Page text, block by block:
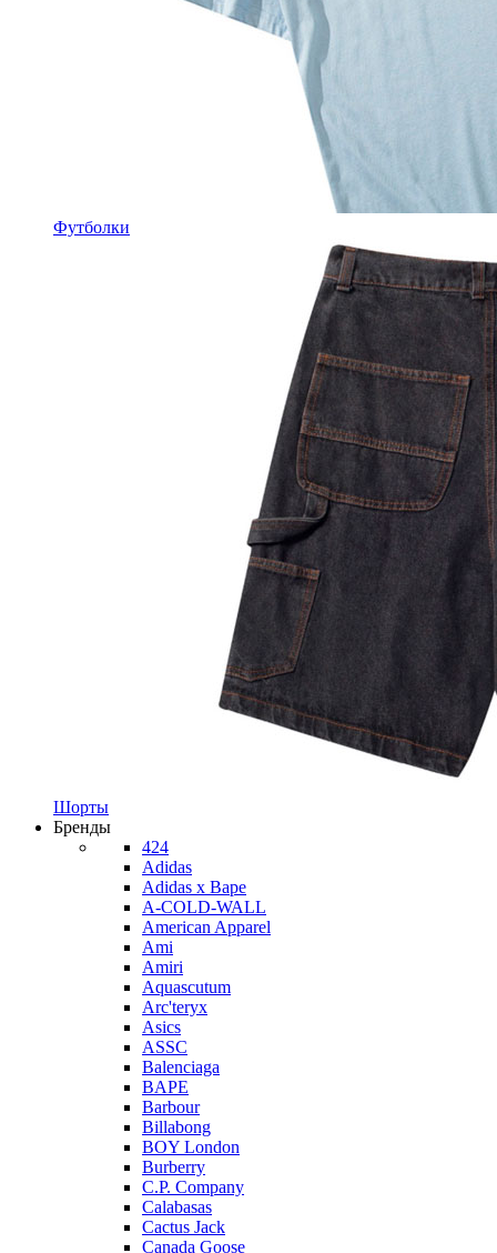
Футболки
Шорты
Бренды
424
Adidas
Adidas x Bape
A-COLD-WALL
American Apparel
Ami
Amiri
Aquascutum
Arc'teryx
Asics
ASSC
Balenciaga
BAPE
Barbour
Billabong
BOY London
Burberry
C.P. Company
Calabasas
Cactus Jack
Canada Goose